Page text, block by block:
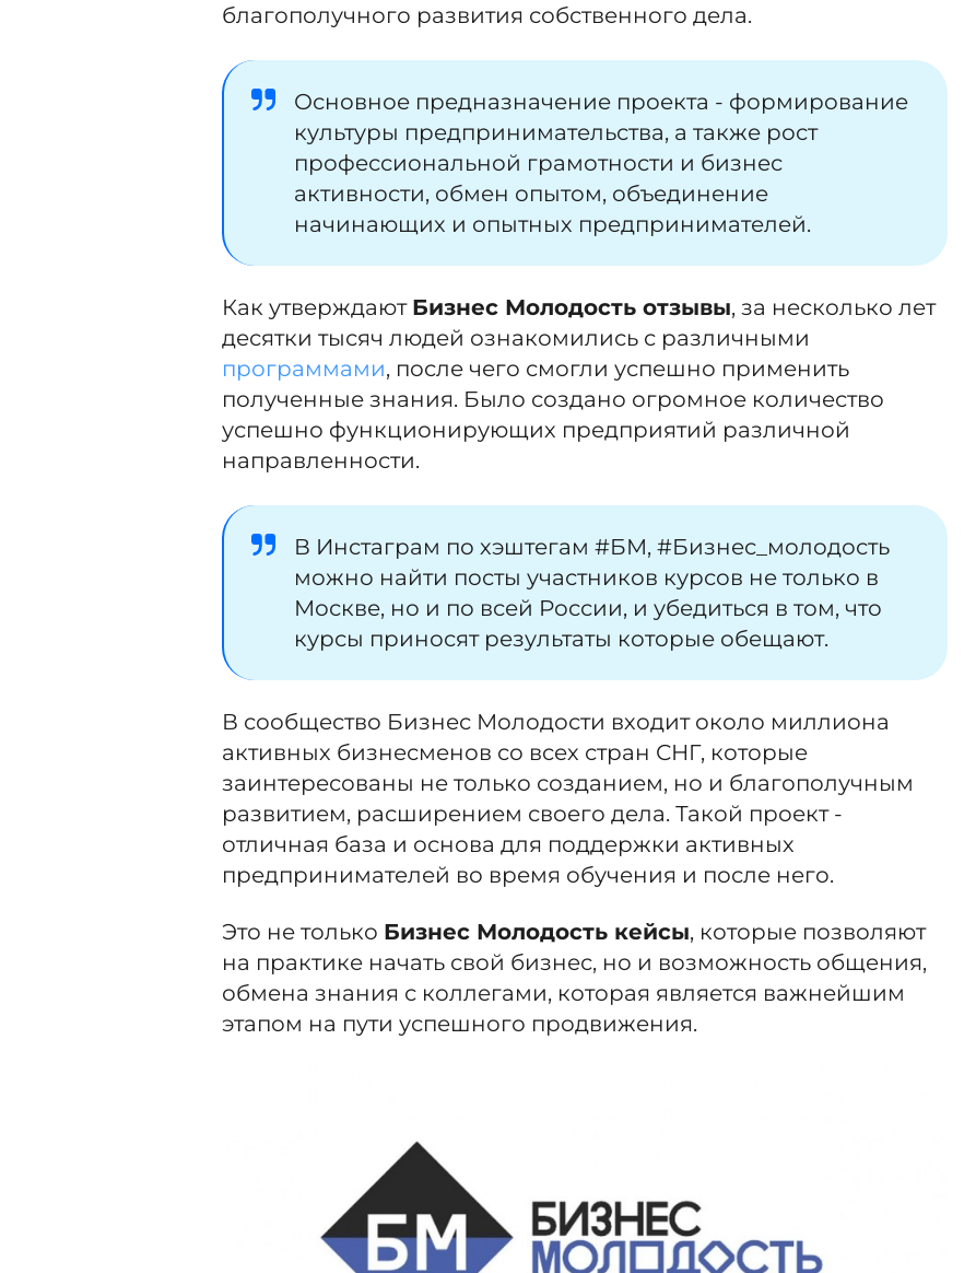
благополучного развития собственного дела.
Основное предназначение проекта - формирование
культуры предпринимательства, а также рост
профессиональной грамотности и бизнес
активности, обмен опытом, объединение
начинающих и опытных предпринимателей.
Как утверждают Бизнес Молодость отзывы, за несколько лет
десятки тысяч людей ознакомились с различными
программами, после чего смогли успешно применить
полученные знания. Было создано огромное количество
успешно функционирующих предприятий различной
направленности.
В Инстаграм по хэштегам #БМ, #Бизнес_молодость
можно найти посты участников курсов не только в
Москве, но и по всей России, и убедиться в том, что
курсы приносят результаты которые обещают.
В сообщество Бизнес Молодости входит около миллиона
активных бизнесменов со всех стран СНГ, которые
заинтересованы не только созданием, но и благополучным
развитием, расширением своего дела. Такой проект -
отличная база и основа для поддержки активных
предпринимателей во время обучения и после него.
Это не только Бизнес Молодость кейсы, которые позволяют
на практике начать свой бизнес, но и возможность общения,
обмена знания с коллегами, которая является важнейшим
этапом на пути успешного продвижения.